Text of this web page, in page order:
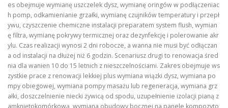
es obejmuje wymianę uszczelek dysz, wymianę oringów w podłączeniac
h pomp, odkamienianie grzałki, wymianę czujników temperatury i przepł
ywu, czyszczenie chemiczne instalacji preparatem system flush, wymian
ę filtra, wymianę pokrywy termicznej oraz dezynfekcję i polerowanie akr
ylu. Czas realizacji wynosi 2 dni robocze, a wanna nie musi być odłączan
a od instalacji na dłużej niż 6 godzin. Scenariusz drugi to renowacja śred
nia dla wanien 10 do 15 letnich z nieszczelnościami. Zakres obejmuje ws
zystkie prace z renowacji lekkiej plus wymiana wiązki dysz, wymiana po
mpy obiegowej, wymiana pompy masażu lub regeneracja, wymiana grz
ałki, doszczelnienie niecki żywicą od spodu, uzupełnienie izolacji pianą z